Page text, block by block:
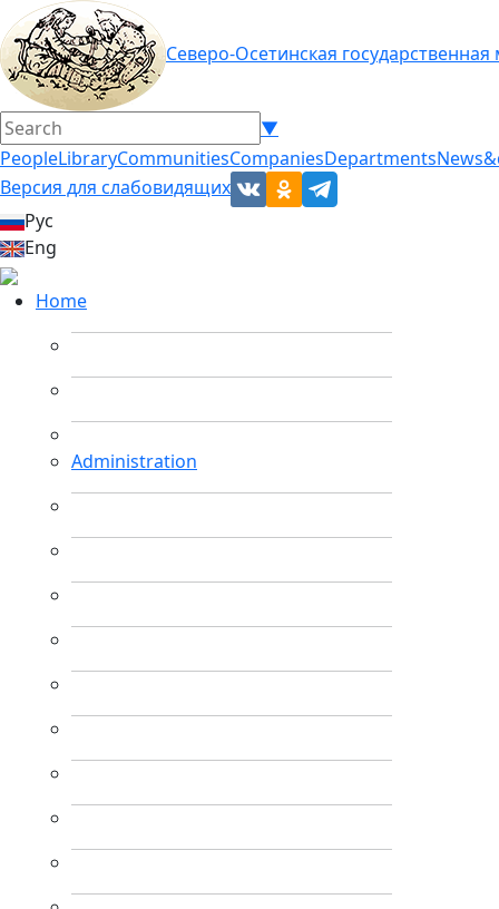
Северо-Осетинская
▼
PeopleLibraryCommunitiesCompaniesDepartments
Версия для слабовидящих
Рус
Eng
Home
Administration